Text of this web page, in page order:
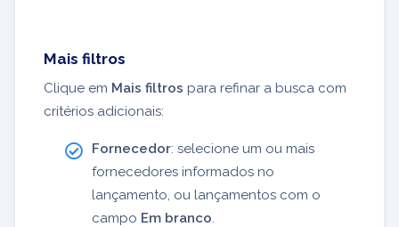
Mais filtros
Clique em Mais filtros para refinar a busca com
critérios adicionais:
Fornecedor: selecione um ou mais
fornecedores informados no
lançamento, ou lançamentos com o
campo Em branco